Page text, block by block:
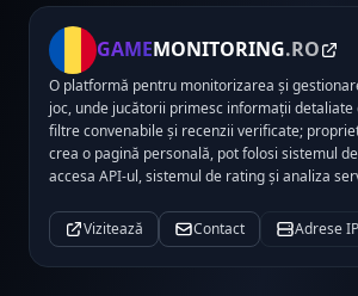
GAMEMONITORING.RO
O platformă pentru monitorizarea și
joc, unde jucătorii primesc informații detaliate
filtre convenabile și recenzii verificate;
crea o pagină personală, pot folosi sistemul
accesa API-ul, sistemul de rating și analiza
Vizitează Contact Adrese